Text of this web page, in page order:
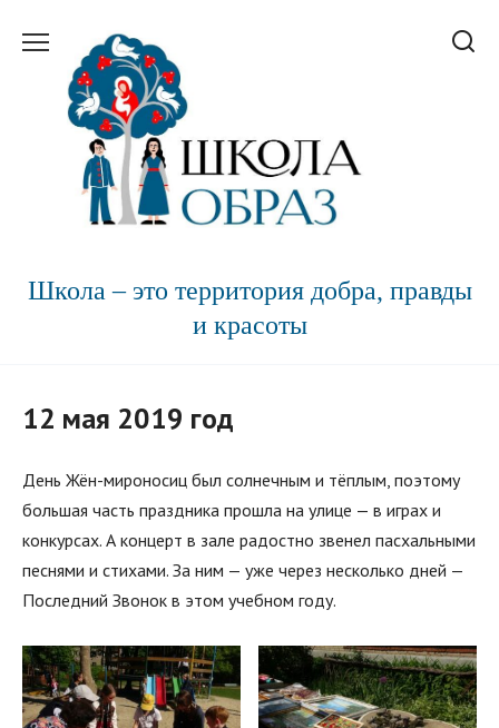
содержанию
Школа – это территория добра, правды
и красоты
12 мая 2019 год
День Жён-мироносиц был солнечным и тёплым, поэтому
большая часть праздника прошла на улице — в играх и
конкурсах. А концерт в зале радостно звенел пасхальными
песнями и стихами. За ним — уже через несколько дней —
Последний Звонок в этом учебном году.